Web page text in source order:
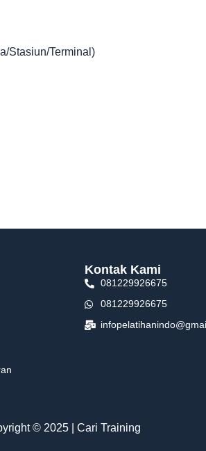
Stasiun/Terminal)
Kontak Kami
081229926675
081229926675
© 2025 | Cari Training